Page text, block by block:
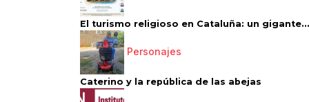
El turismo religioso en Cataluña: un gigante...
Personajes
Caterino y la república de las abejas